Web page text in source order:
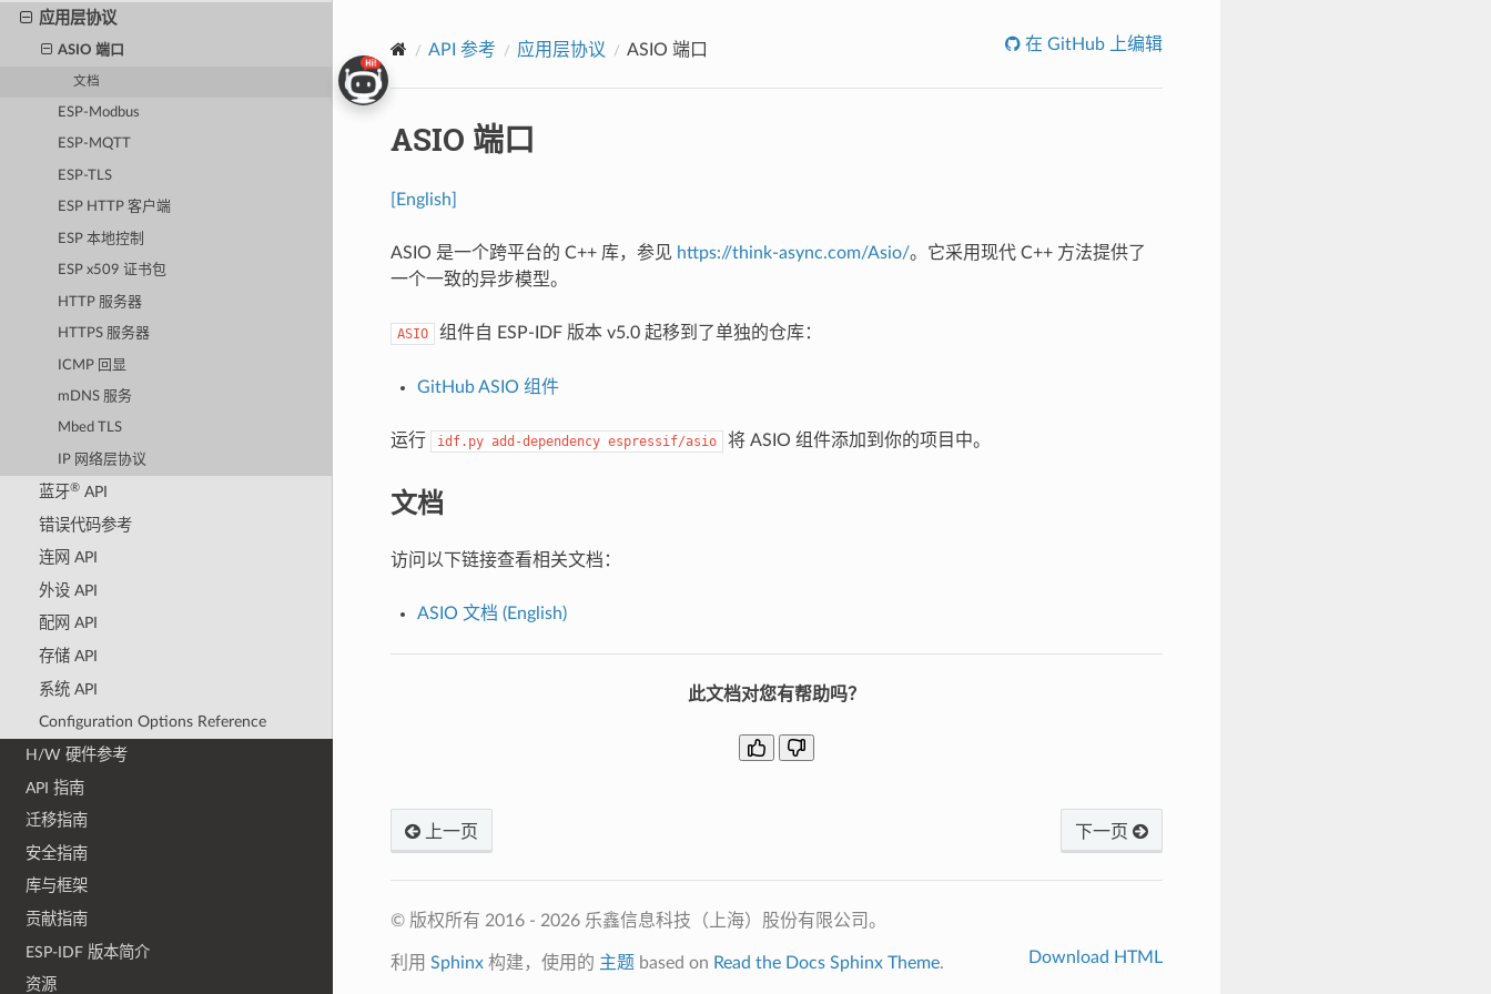
应用层协议
ASIO 端口
文档
ESP-Modbus
ESP-MQTT
ESP-TLS
ESP HTTP 客户端
ESP 本地控制
ESP x509 证书包
HTTP 服务器
HTTPS 服务器
ICMP 回显
mDNS 服务
Mbed TLS
IP 网络层协议
蓝牙®API
错误代码参考
连网 API
外设 API
配网 API
存储 API
系统 API
Configuration Options Reference
H/W 硬件参考
API 指南
迁移指南
安全指南
库与框架
贡献指南
ESP-IDF 版本简介
资源
API 参考 应用层协议 ASIO 端口 在 GitHub 上编辑
ASIO 端口
[English]
ASIO 是一个跨平台的 C++ 库，参见 https://think-async.com/Asio/。它采用现代 C++ 方法提供了
一个一致的异步模型。
ASIO 组件自 ESP-IDF 版本 v5.0 起移到了单独的仓库：
GitHub ASIO 组件
运行 idf.py add-dependency espressif/asio 将 ASIO 组件添加到你的项目中。
文档
访问以下链接查看相关文档：
ASIO 文档 (English)
此文档对您有帮助吗？
上一页 下一页
© 版权所有 2016 - 2026 乐鑫信息科技（上海）股份有限公司。
利用 Sphinx构建，使用的 主题 based on Read the Docs Sphinx Theme. Download HTML